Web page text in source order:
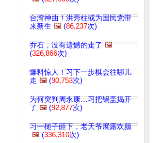
台湾神曲！洪秀柱或为国民党带
来新生 🖼️ (86,237次)
乔石，没有遗憾的走了 🖼️
(326,866次)
爆料惊人！习下一步棋会往哪儿
走 🖼️ (90,753次)
为何突判周永康…习把锅盖揭开
了 🖼️ (92,877次)
习一槌子砸下，老天爷展露欢颜
🖼️ (336,310次)